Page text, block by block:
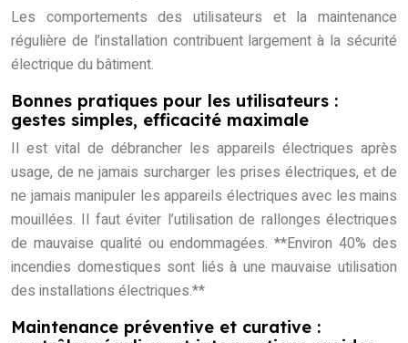
Les comportements des utilisateurs et la maintenance
régulière de l’installation contribuent largement à la sécurité
électrique du bâtiment.
Bonnes pratiques pour les utilisateurs :
gestes simples, efficacité maximale
Il est vital de débrancher les appareils électriques après
usage, de ne jamais surcharger les prises électriques, et de
ne jamais manipuler les appareils électriques avec les mains
mouillées. Il faut éviter l’utilisation de rallonges électriques
de mauvaise qualité ou endommagées. **Environ 40% des
incendies domestiques sont liés à une mauvaise utilisation
des installations électriques.**
Maintenance préventive et curative :